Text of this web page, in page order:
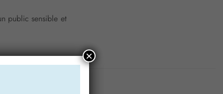
public sensible et
×